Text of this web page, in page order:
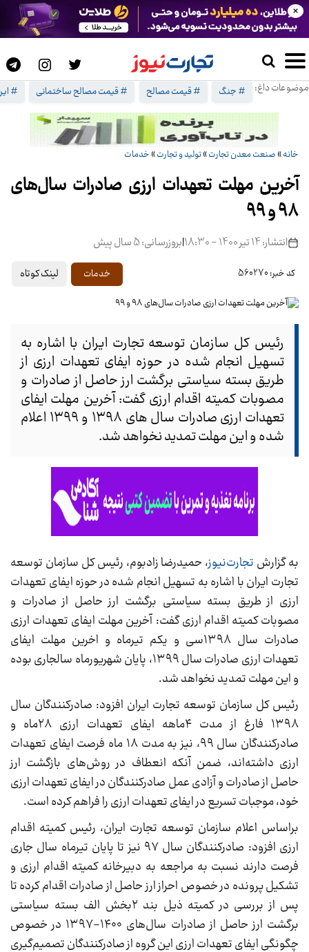
موضوعات داغ: # جنگ # قیمت مصالح # قیمت مصالح ساختمانی #
×
خانه» صنعت معدن تجارت»تولید و تجارت» خدمات
آخرین مهلت تعهدات ارزی صادرات سال‌های
۹۸ و ۹۹
انتشار: 14 تیر 1400 - 18:30 |بروزرسانی: 5 سال پیش
کد خبر: 560270 خدمات لینک کوتاه
رئیس کل سازمان توسعه تجارت ایران با اشاره به
تسهیل انجام شده در حوزه ایفای تعهدات ارزی از
طریق بسته سیاستی برگشت ارز حاصل از صادرات و
مصوبات کمیته اقدام ارزی گفت: آخرین مهلت ایفای
تعهدات ارزی صادرات سال های ۱۳۹۸ و ۱۳۹۹ اعلام
شده و این مهلت تمدید نخواهد شد.
به گزارش تجارت‌نیوز، حمیدرضا زادبوم، رئیس کل سازمان توسعه
تجارت ایران با اشاره به تسهیل انجام شده در حوزه ایفای تعهدات
ارزی از طریق بسته سیاستی برگشت ارز حاصل از صادرات و
مصوبات کمیته اقدام ارزی گفت: آخرین مهلت ایفای تعهدات ارزی
صادرات سال ۱۳۹۸سی و یکم تیرماه و اخرین مهلت ایفای
تعهدات ارزی صادرات سال ۱۳۹۹، پایان شهریورماه سالجاری بوده
و این مهلت تمدید نخواهد شد.
رئیس کل سازمان توسعه تجارت ایران افزود: صادرکنندگان سال
۱۳۹۸ فارغ از مدت ۴ماهه ایفای تعهدات ارزی ۲۸ماه و
صادرکنندگان سال ۹۹، نیز به مدت ۱۸ ماه فرصت ایفای تعهدات
ارزی داشته‌اند، ضمن آنکه انعطاف در روش‌های بازگشت ارز
حاصل از صادرات و آزادی عمل صادرکنندگان در ایفای تعهدات ارزی
خود، موجبات تسریع در ایفای تعهدات ارزی را فراهم کرده است.
براساس اعلام سازمان توسعه تجارت ایران، رئیس کمیته اقدام
ارزی افزود: صادرکنندگان سال ۹۷ نیز تا پایان تیرماه سال جاری
فرصت دارند نسبت به مراجعه به دبیرخانه کمیته اقدام ارزی و
تشکیل پرونده در خصوص احراز ارز حاصل از صادرات اقدام کرده تا
پس از بررسی در کمیته ذیل بند ۲بخش الف بسته سیاستی
برگشت ارز حاصل از صادرات سال‌های ۱۴۰۰-۱۳۹۷ در خصوص
چگونگی ایفای تعهدات ارزی این گروه از صادرکنندگان تصمیم‌گیری